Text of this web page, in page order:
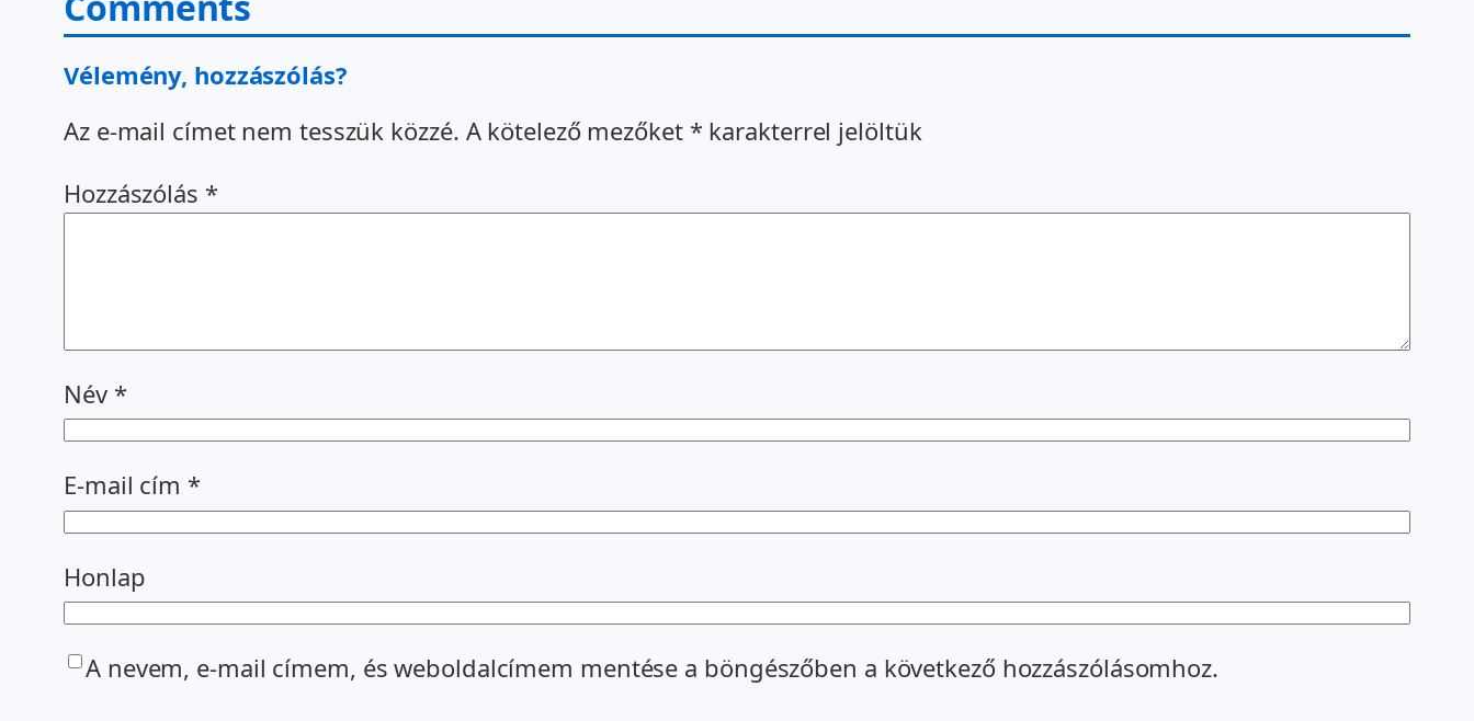
Vélemény, hozzászólás?
Az e-mail címet nem tesszük közzé. A kötelező mezőket * karakterrel jelöltük
Hozzászólás *
Név *
E-mail cím *
Honlap
A nevem, e-mail címem, és weboldalcímem mentése a böngészőben a következő hozzászólásomhoz.